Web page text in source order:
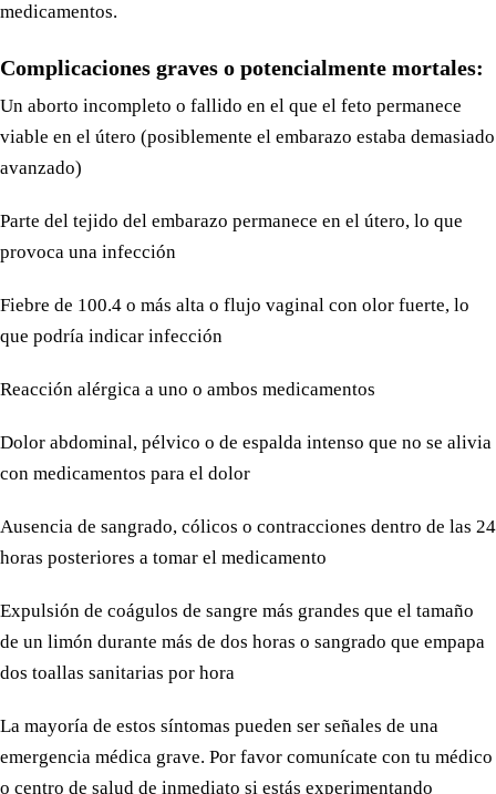
medicamentos.
Complicaciones graves o potencialmente mortales:
Un aborto incompleto o fallido en el que el feto permanece
viable en el útero (posiblemente el embarazo estaba demasiado
avanzado)
Parte del tejido del embarazo permanece en el útero, lo que
provoca una infección
Fiebre de 100.4 o más alta o flujo vaginal con olor fuerte, lo
que podría indicar infección
Reacción alérgica a uno o ambos medicamentos
Dolor abdominal, pélvico o de espalda intenso que no se alivia
con medicamentos para el dolor
Ausencia de sangrado, cólicos o contracciones dentro de las 24
horas posteriores a tomar el medicamento
Expulsión de coágulos de sangre más grandes que el tamaño
de un limón durante más de dos horas o sangrado que empapa
dos toallas sanitarias por hora
La mayoría de estos síntomas pueden ser señales de una
emergencia médica grave. Por favor comunícate con tu médico
o centro de salud de inmediato si estás experimentando